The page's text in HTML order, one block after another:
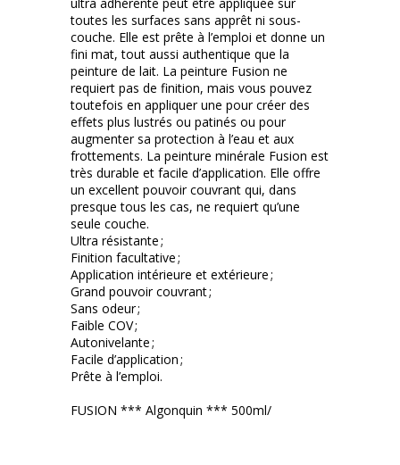
toutes les surfaces sans apprêt ni sous-
couche. Elle est prête à l’emploi et donne un
fini mat, tout aussi authentique que la
peinture de lait. La peinture Fusion ne
requiert pas de finition, mais vous pouvez
toutefois en appliquer une pour créer des
effets plus lustrés ou patinés ou pour
augmenter sa protection à l’eau et aux
frottements. La peinture minérale Fusion est
très durable et facile d’application. Elle offre
un excellent pouvoir couvrant qui, dans
presque tous les cas, ne requiert qu’une
seule couche.
Ultra résistante ;
Finition facultative ;
Application intérieure et extérieure ;
Grand pouvoir couvrant ;
Sans odeur ;
Faible COV ;
Autonivelante ;
Facile d’application ;
Prête à l’emploi.
FUSION *** Algonquin *** 500ml/